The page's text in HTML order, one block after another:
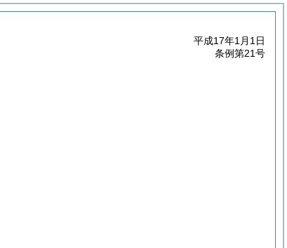
平成17年1月1日
条例第21号